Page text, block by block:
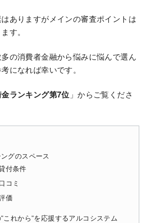
ありますがメインの審査ポイントは
す。
の消費者金融から悩みに悩んで選ん
になれば幸いです。
ランキング第7位 」からご覧くださ
グのスペース
付条件
コミ
価
これから”を応援するアルコシステム